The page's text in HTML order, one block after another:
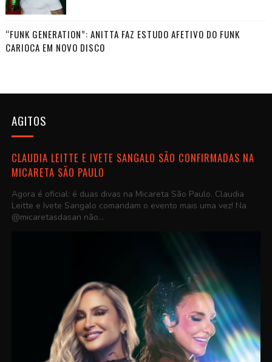
“FUNK GENERATION”: ANITTA FAZ ESTUDO AFETIVO DO FUNK
CARIOCA EM NOVO DISCO
AGITOS
CLAUDIA LEITTE E IVETE SANGALO SÃO CONFIRMADAS NA
MICARETA SÃO PAULO
Agora é oficial: é duas divas na Micareta São Paulo. Claudia
Leitte e Ivete Sangalo comandam o evento mais uma vez! Na
@micaretasdasan não...